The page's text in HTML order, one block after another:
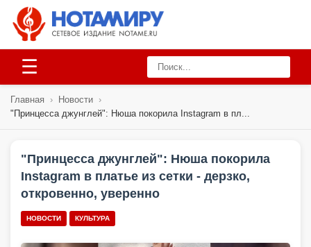
☰
Главная › Новости ›
"Принцесса джунглей": Нюша покорила Instagram в пл...
"Принцесса джунглей": Нюша покорила
Instagram в платье из сетки - дерзко,
откровенно, уверенно
НОВОСТИ КУЛЬТУРА